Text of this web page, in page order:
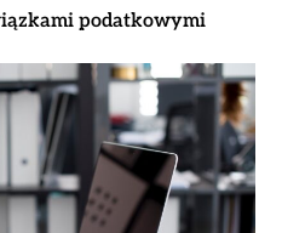
podatkowymi